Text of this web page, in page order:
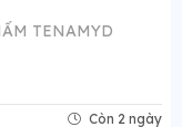
TENAMYD
Còn 2 ngày